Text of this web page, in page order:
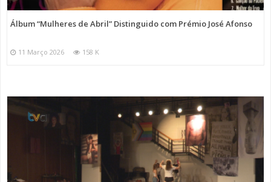
Álbum “Mulheres de Abril” Distinguido com Prémio José Afonso
11 Março 2026 158 K